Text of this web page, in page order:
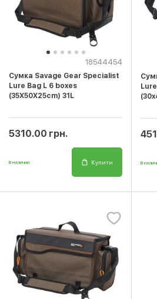
18544454
Сумка Savage Gear Specialist
Lure Bag L 6 boxes
(35X50X25cm) 31L
5310.00 грн.
В наличии Купити В